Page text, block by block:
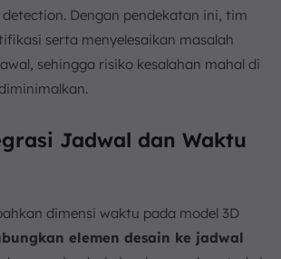
Dengan pendekatan ini, tim
serta menyelesaikan masalah
sehingga risiko kesalahan mahal di
Jadwal dan Waktu
dimensi waktu pada model 3D
elemen desain ke jadwal